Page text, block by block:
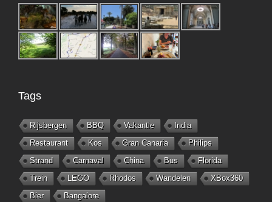
Tags
Rijsbergen BBQ Vakantie
India
Restaurant
Kos Gran Canaria
Philips
Strand
Carnaval China Bus
Florida
Trein
LEGO Rhodos Wandelen
XBox360
Bier
Bangalore